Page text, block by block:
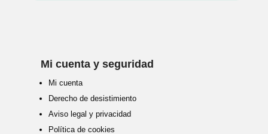
Mi cuenta y seguridad
Mi cuenta
Derecho de desistimiento
Aviso legal y privacidad
Política de cookies